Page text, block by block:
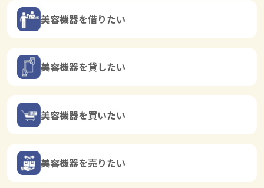
美容機器を借りたい
美容機器を貸したい
美容機器を買いたい
美容機器を売りたい